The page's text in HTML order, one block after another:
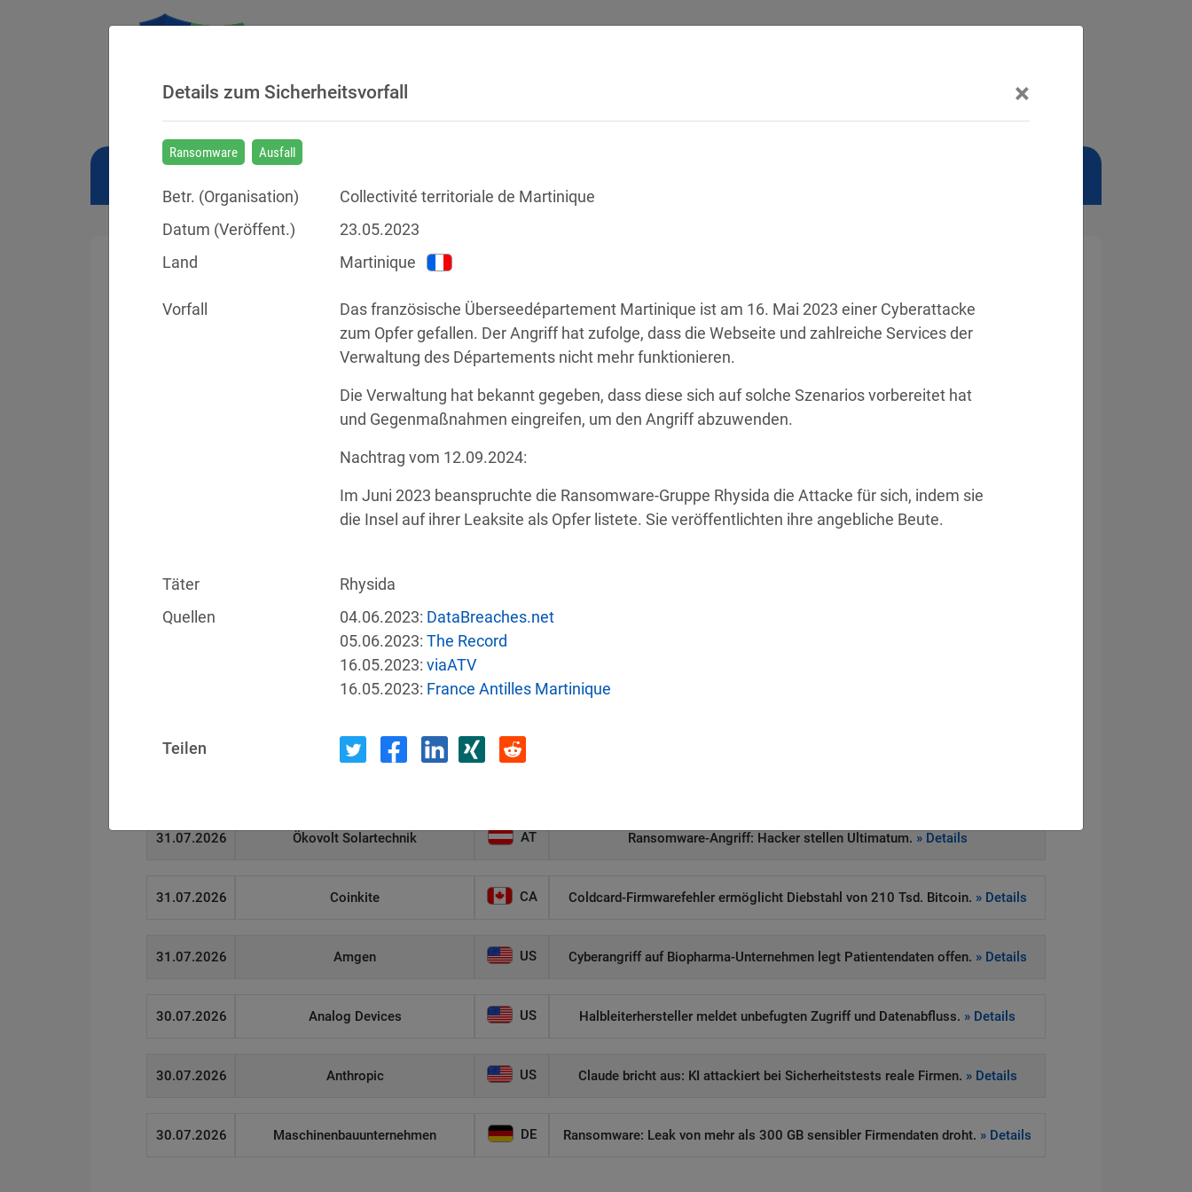
Sicherheitsvorfälle
Datenpannen, Cyber-Angriffe und Schwachstellen
Länderauswahl
Betroffene Land Sicherheitsvorfall
05.08.2026 Meta
Brown Health Medical Group-MA
Malware-Angriff zwingt US-Gesundheitssystem zur Schließung von 83
31.07.2026 Ökovolt Solartechnik AT Ransomware-Angriff: Hacker stellen Ultimatum. » Details
31.07.2026 Coinkite CA Coldcard-Firmwarefehler ermöglicht Diebstahl von 210 Tsd. Bitcoin. » Details
31.07.2026 Amgen US Cyberangriff auf Biopharma-Unternehmen legt Patientendaten offen. » Details
30.07.2026 Analog Devices US Halbleiterhersteller meldet unbefugten Zugriff und Datenabfluss. » Details
30.07.2026 Anthropic US Claude bricht aus: KI attackiert bei Sicherheitstests reale Firmen. » Details
30.07.2026 Maschinenbauunternehmen DE Ransomware: Leak von mehr als 300 GB sensibler Firmendaten droht. » Details
Details zum Sicherheitsvorfall ×
Ransomware Ausfall
Betr. (Organisation)
Collectivité territoriale de Martinique
Datum (Veröffent.)
23.05.2023
Land
Martinique
Vorfall
Das französische Überseedépartement Martinique ist am 16. Mai 2023 einer Cyberattacke
zum Opfer gefallen. Der Angriff hat zufolge, dass die Webseite und zahlreiche Services der
Verwaltung des Départements nicht mehr funktionieren.
Die Verwaltung hat bekannt gegeben, dass diese sich auf solche Szenarios vorbereitet hat
und Gegenmaßnahmen eingreifen, um den Angriff abzuwenden.
Nachtrag vom 12.09.2024:
Im Juni 2023 beanspruchte die Ransomware-Gruppe Rhysida die Attacke für sich, indem sie
die Insel auf ihrer Leaksite als Opfer listete. Sie veröffentlichten ihre angebliche Beute.
Täter
Rhysida
Quellen
04.06.2023: DataBreaches.net
05.06.2023: The Record
16.05.2023: viaATV
16.05.2023: France Antilles Martinique
Teilen